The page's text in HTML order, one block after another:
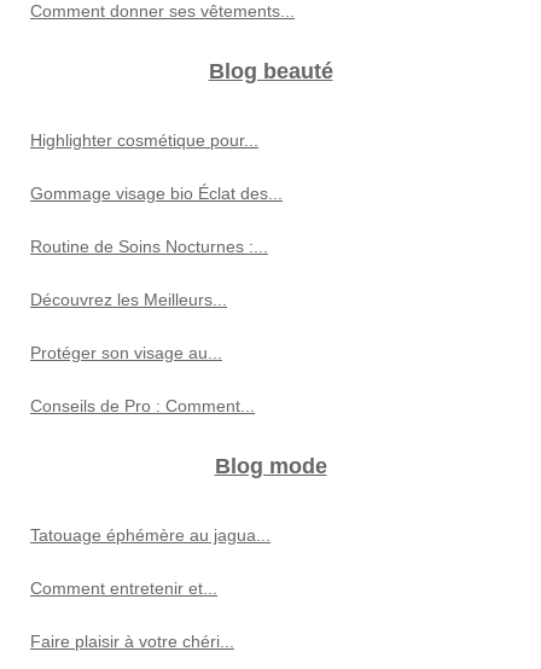
Comment donner ses vêtements...
Blog beauté
Highlighter cosmétique pour...
Gommage visage bio Éclat des...
Routine de Soins Nocturnes :...
Découvrez les Meilleurs...
Protéger son visage au...
Conseils de Pro : Comment...
Blog mode
Tatouage éphémère au jagua...
Comment entretenir et...
Faire plaisir à votre chéri...